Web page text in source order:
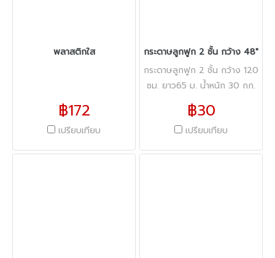
พลาสติกใส
฿172
เปรียบเทียบ
กระดาษลูกฟูก 2 ชั้น กว้าง 48"
กระดาษลูกฟูก 2 ชั้น กว้าง 120
ซม. ยาว65 ม. น้ำหนัก 30 กก.
฿30
เปรียบเทียบ